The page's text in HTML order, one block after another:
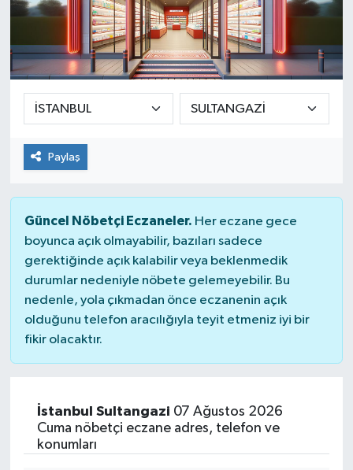
Paylaş
Güncel Nöbetçi Eczaneler. Her eczane gece
boyunca açık olmayabilir, bazıları sadece
gerektiğinde açık kalabilir veya beklenmedik
durumlar nedeniyle nöbete gelemeyebilir. Bu
nedenle, yola çıkmadan önce eczanenin açık
olduğunu telefon aracılığıyla teyit etmeniz iyi bir
fikir olacaktır.
İstanbul Sultangazi 07 Ağustos 2026
Cuma nöbetçi eczane adres, telefon ve
konumları